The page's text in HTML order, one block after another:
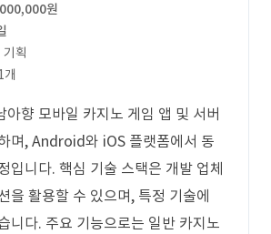
원
기획
개
아향 모바일 카지노 게임 앱 및 서버
며, Android와 iOS 플랫폼에서 동
입니다. 핵심 기술 스택은 개발 업체
을 활용할 수 있으며, 특정 기술에
니다. 주요 기능으로는 일반 카지노